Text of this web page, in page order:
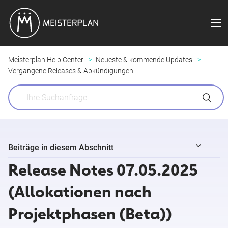
Meisterplan Help Center
Neueste & kommende Updates
Vergangene Releases & Abkündigungen
Beiträge in diesem Abschnitt
Kleine Änderungen & gelöste Anfragen 03. - 09. August
Release Notes 04.08.2026 (Feldsynchronisierung für Jira)
Release Notes 07.05.2025
(Allokationen nach
Projektphasen​ (Beta))